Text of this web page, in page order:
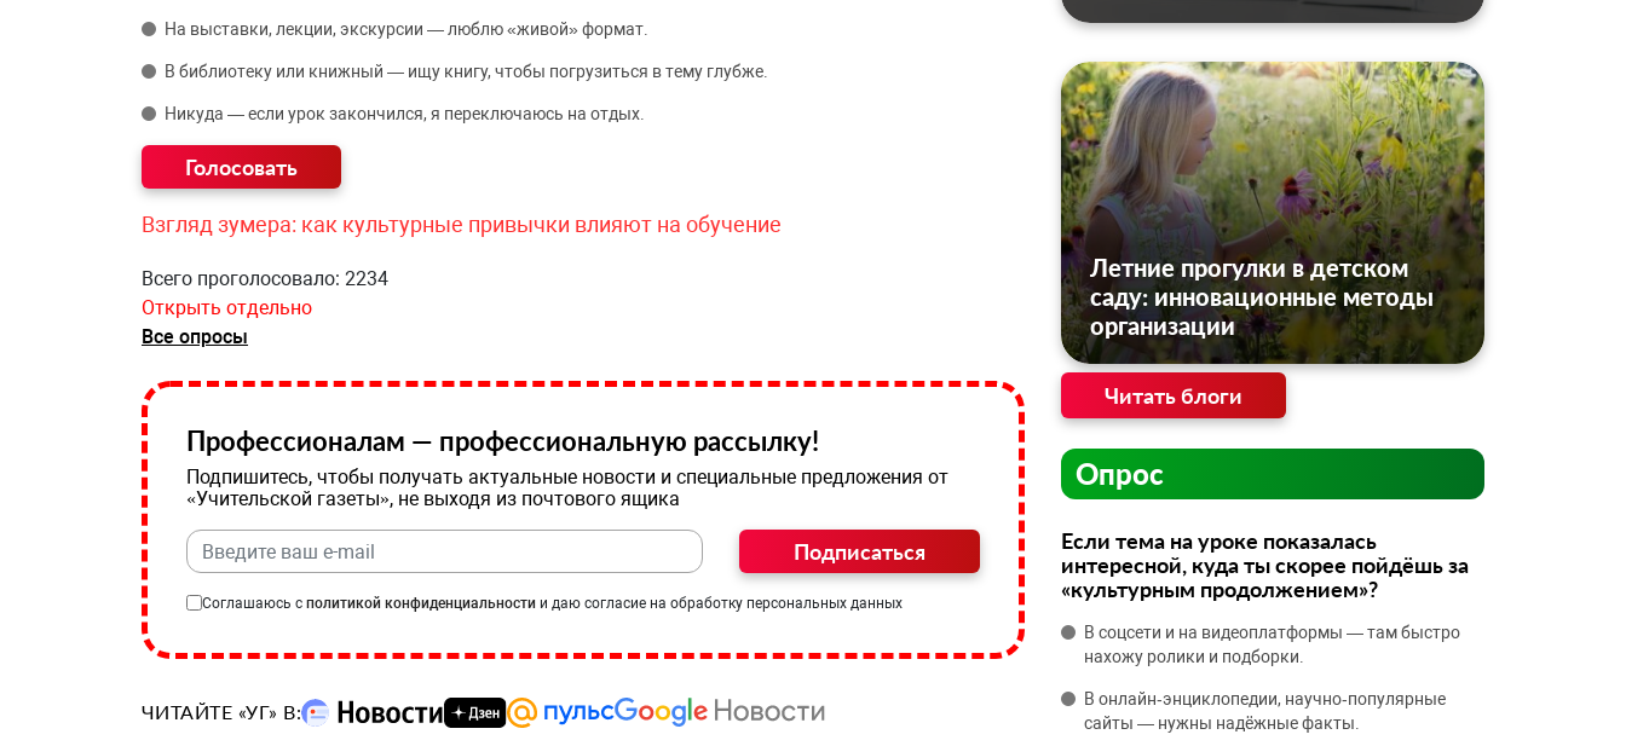
На выставки, лекции, экскурсии — люблю «живой» формат.
В библиотеку или книжный — ищу книгу, чтобы погрузиться в тему глубже.
Никуда — если урок закончился, я переключаюсь на отдых.
Взгляд зумера: как культурные привычки влияют на обучение
Всего проголосовало: 2234
Открыть отдельно
Все опросы
Профессионалам — профессиональную рассылку!
Подпишитесь, чтобы получать актуальные новости и специальные предложения от
«Учительской газеты», не выходя из почтового ящика
Подписаться
Соглашаюсь с политикой конфиденциальности и даю согласие на обработку персональных данных
ЧИТАЙТЕ «УГ» В:
Летние прогулки в детском
саду: инновационные методы
организации
Читать блоги
Опрос
Если тема на уроке показалась
интересной, куда ты скорее пойдёшь за
«культурным продолжением»?
В соцсети и на видеоплатформы — там быстро
нахожу ролики и подборки.
В онлайн‑энциклопедии, научно‑популярные
сайты — нужны надёжные факты.